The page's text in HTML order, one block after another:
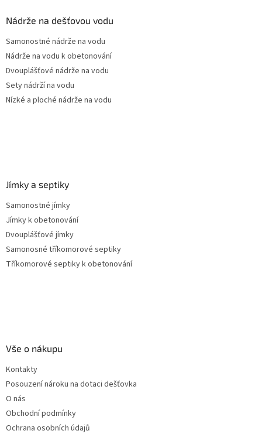
Nádrže na dešťovou vodu
Samonostné nádrže na vodu
Nádrže na vodu k obetonování
Dvouplášťové nádrže na vodu
Sety nádrží na vodu
Nízké a ploché nádrže na vodu
Jímky a septiky
Samonostné jímky
Jímky k obetonování
Dvouplášťové jímky
Samonosné tříkomorové septiky
Tříkomorové septiky k obetonování
Vše o nákupu
Kontakty
Posouzení nároku na dotaci dešťovka
O nás
Obchodní podmínky
Ochrana osobních údajů